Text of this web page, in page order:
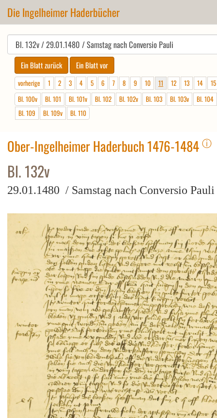
Die Ingelheimer Haderbücher
vorherige 1 2 3 4 5 6 7 8 9 10 11 12 13 14
15
Bl. 100v
Bl. 101 Bl. 101v Bl. 102 Bl. 102v Bl. 103 Bl. 103v
Bl. 104
Bl. 109
Bl. 109v Bl. 110
Ober-Ingelheimer Haderbuch 1476-1484 ⓘ
Bl. 132v
29.01.1480 / Samstag nach Conversio Pauli